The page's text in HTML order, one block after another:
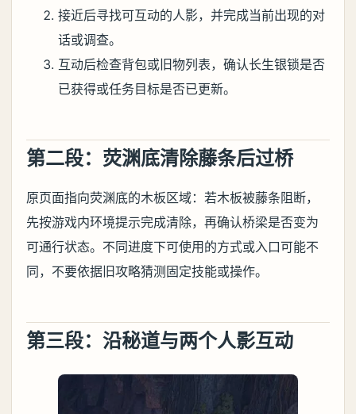
接近后寻找可互动的人影，并完成当前出现的对
话或调查。
互动后检查背包或旧物列表，确认长生银锁是否
已获得或任务目标是否已更新。
第二段：荧渊底清除藤条后过桥
原页面指向荧渊底的木板区域：若木板被藤条阻断，
先按游戏内环境提示完成清除，再确认桥梁是否变为
可通行状态。不同进度下可使用的方式或入口可能不
同，不要依据旧攻略猜测固定技能或操作。
第三段：沿秘道与两个人影互动